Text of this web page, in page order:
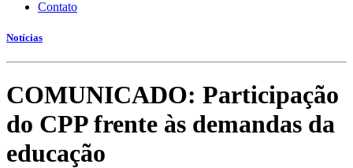
Contato
Notícias
COMUNICADO: Participação
do CPP frente às demandas da
educação